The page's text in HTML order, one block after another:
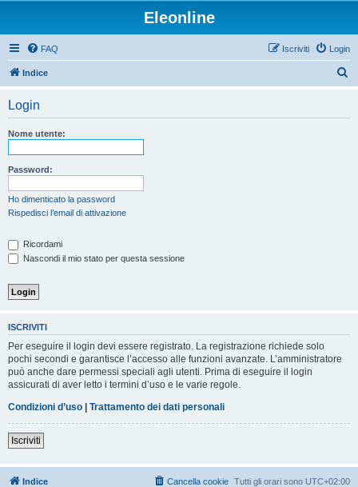
Eleonline
FAQ Login
Iscriviti
Indice
Login
Nome utente:
Password:
Ho dimenticato la password
Rispedisci l’email di attivazione
Ricordami
Nascondi il mio stato per questa sessione
ISCRIVITI
Per eseguire il login devi essere registrato. La registrazione richiede solo
pochi secondi e garantisce l’accesso alle funzioni avanzate. L’amministratore
può anche dare permessi speciali agli utenti. Prima di eseguire il login
assicurati di aver letto i termini d’uso e le varie regole.
Condizioni d’uso | Trattamento dei dati personali
Iscriviti
Indice Tutti gli orari sono UTC+02:00
Cancella cookie